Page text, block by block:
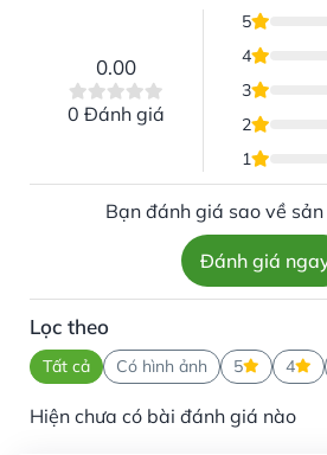
0.00
0 Đánh giá
5
4
3
2
1
Bạn đánh giá sao về
Đánh giá
Lọc theo
Tất cả Có hình ảnh 5 4
Hiện chưa có bài đánh giá nào